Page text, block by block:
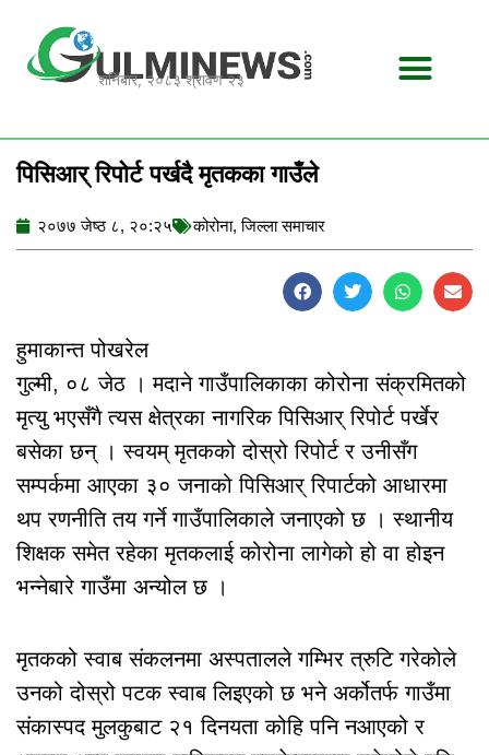
content
शनिबार, २०८३ श्रावण २३
पिसिआर् रिपोर्ट पर्खदै मृतकका गाउँले
२०७७ जेष्ठ ८, २०:२५ कोरोना,जिल्ला समाचार
हुमाकान्त पोखरेल
गुल्मी, ०८ जेठ । मदाने गाउँपालिकाका कोरोना संक्रमितको
मृत्यु भएसँगै त्यस क्षेत्रका नागरिक पिसिआर् रिपोर्ट पर्खेर
बसेका छन् । स्वयम् मृतकको दोस्रो रिपोर्ट र उनीसँग
सम्पर्कमा आएका ३० जनाको पिसिआर् रिपार्टको आधारमा
थप रणनीति तय गर्ने गाउँपालिकाले जनाएको छ । स्थानीय
शिक्षक समेत रहेका मृतकलाई कोरोना लागेको हो वा होइन
भन्नेबारे गाउँमा अन्योल छ ।
मृतकको स्वाब संकलनमा अस्पतालले गम्भिर त्रुटि गरेकोले
उनको दोस्रो पटक स्वाब लिइएको छ भने अर्कोतर्फ गाउँमा
संकास्पद मुलकुबाट २१ दिनयता कोहि पनि नआएको र